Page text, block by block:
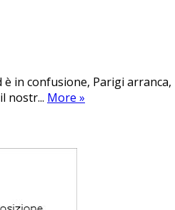
in confusione, Parigi
nostr... More »